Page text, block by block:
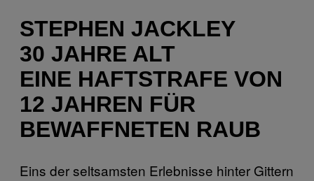
STEPHEN JACKLEY
30 JAHRE ALT
EINE HAFTSTRAFE VON
12 JAHREN FÜR
BEWAFFNETEN RAUB
Eins der seltsamsten Erlebnisse hinter Gittern